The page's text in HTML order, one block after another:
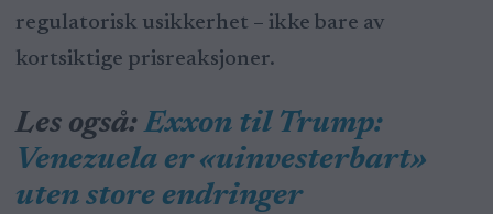
regulatorisk usikkerhet – ikke bare av
kortsiktige prisreaksjoner.
Les også:Exxon til Trump:
Venezuela er «uinvesterbart»
uten store endringer